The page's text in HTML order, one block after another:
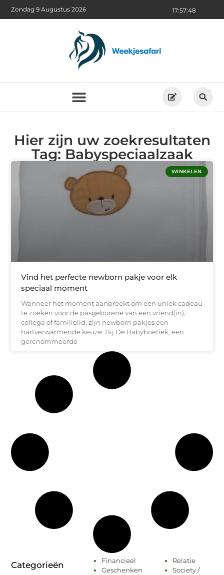
17:57:49
Zondag 9 Augustus 2026
Hier zijn uw zoekresultaten
Tag: Babyspeciaalzaak
WINKELEN
Vind het perfecte newborn pakje voor elk
speciaal moment
Wanneer het moment aanbreekt om een uniek cadeau
te zoeken voor de pasgeborene van een vriend(in),
collega of familielid, zijn newborn pakjes een
hartverwarmende keuze. Bij De Babyboetiek, een
gerenommeerde
Categorieën
Financieel
Geschenken
Relatie
Society /